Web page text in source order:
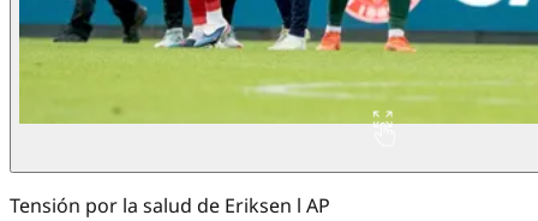
Tensión por la salud de Eriksen l AP